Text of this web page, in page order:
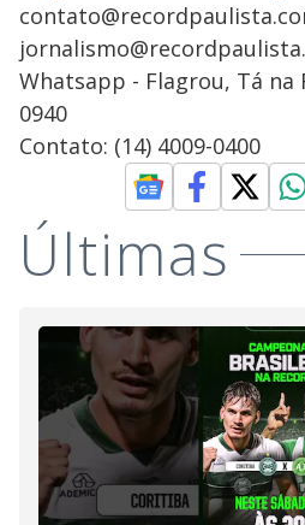
Whatsapp - Flagrou, Tá na
0940
Contato: (14) 4009-0400
Últimas